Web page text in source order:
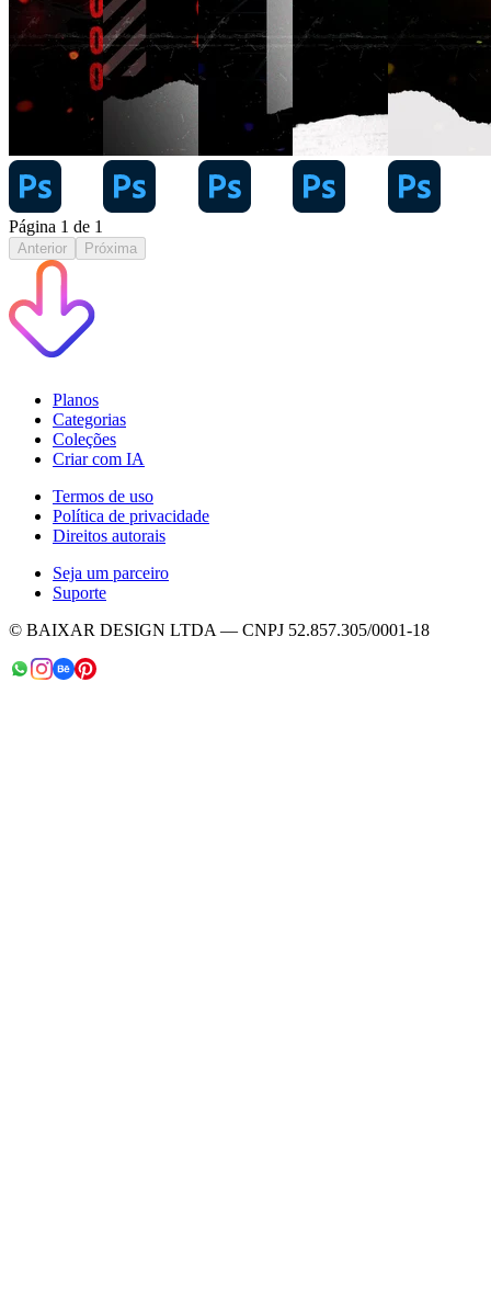
Página 1 de 1
Anterior Próxima
Planos
Categorias
Coleções
Criar com IA
Termos de uso
Política de privacidade
Direitos autorais
Seja um parceiro
Suporte
© BAIXAR DESIGN LTDA — CNPJ 52.857.305/0001-18